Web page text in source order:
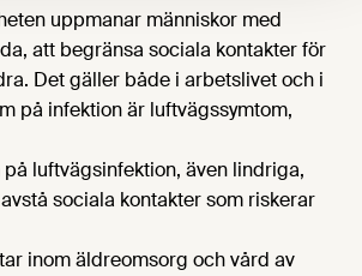
uppmanar människor med
att begränsa sociala kontakter för
Det gäller både i arbetslivet och i
på infektion är luftvägssymtom,
luftvägsinfektion, även lindriga,
sociala kontakter som riskerar
inom äldreomsorg och vård av